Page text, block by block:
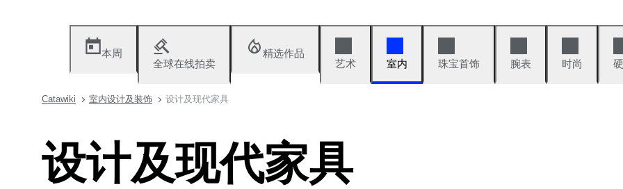
本周
全球在线拍卖
精选作品
艺术
室内 珠宝首饰 腕表 时尚
Catawiki 室内设计及装饰 设计及现代家具
设计及现代家具